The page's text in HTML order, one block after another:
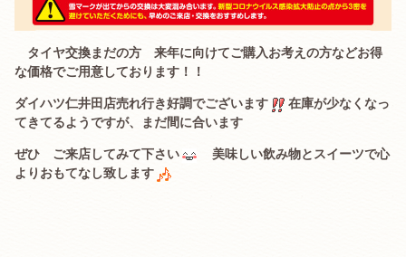
タイヤ交換まだの方 来年に向けてご購入お考えの方などお得
な価格でご用意しております！！
ダイハツ仁井田店売れ行き好調でございます
在庫が少なくなっ
てきてるようですが、まだ間に合います
ぜひ ご来店してみて下さい
美味しい飲み物とスイーツで心
よりおもてなし致します